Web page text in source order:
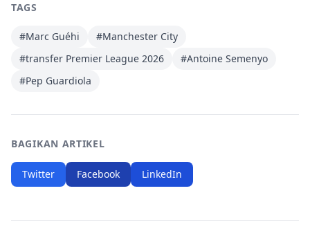
TAGS
#Marc Guéhi #Manchester City
#transfer Premier League 2026 #Antoine Semenyo
#Pep Guardiola
BAGIKAN ARTIKEL
Twitter Facebook LinkedIn